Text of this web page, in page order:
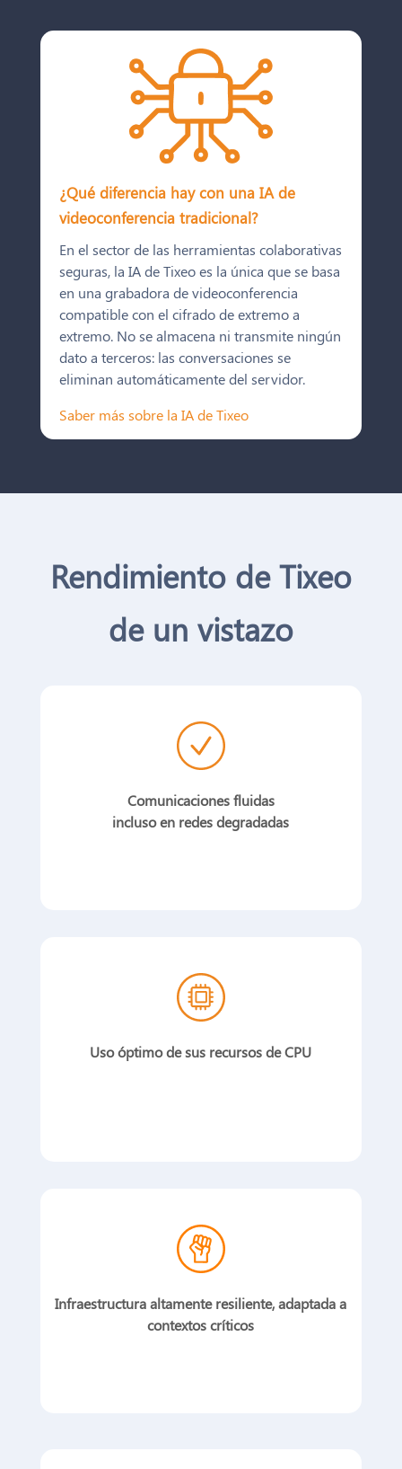
¿Qué diferencia hay con una IA de
videoconferencia tradicional?
En el sector de las herramientas colaborativas
seguras, la IA de Tixeo es la única que se basa
en una grabadora de videoconferencia
compatible con el cifrado de extremo a
extremo. No se almacena ni transmite ningún
dato a terceros: las conversaciones se
eliminan automáticamente del servidor.
Saber más sobre la IA de Tixeo
Rendimiento de Tixeo
de un vistazo
Comunicaciones fluidas
incluso en redes degradadas
Uso óptimo de sus recursos de CPU
Infraestructura altamente resiliente, adaptada a
contextos críticos